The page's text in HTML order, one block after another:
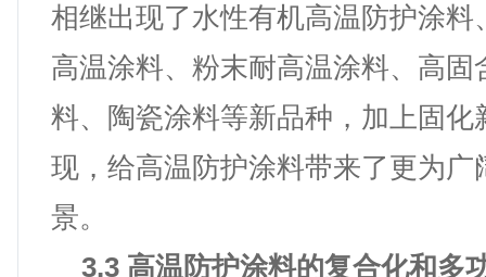
相继出现了水性有机高温防护涂料
高温涂料、粉末耐高温涂料、高固
料、陶瓷涂料等新品种，加上固化
现，给高温防护涂料带来了更为广
景。
3.3 高温防护涂料的复合化和多